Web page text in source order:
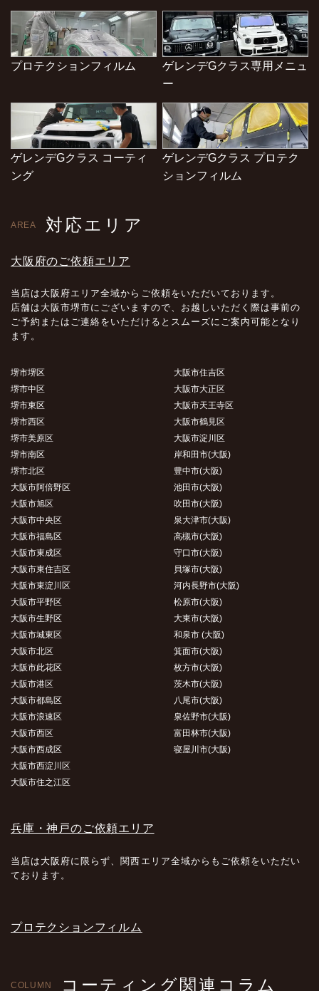
プロテクションフィルム
ゲレンデGクラス専用メニュ
ー
ゲレンデGクラス コーティ
ング
ゲレンデGクラス プロテク
ションフィルム
AREA 対応エリア
大阪府のご依頼エリア
当店は大阪府エリア全域からご依頼をいただいております。
店舗は大阪市堺市にございますので、お越しいただく際は事前の
ご予約またはご連絡をいただけるとスムーズにご案内可能となり
ます。
堺市堺区
堺市中区
堺市東区
堺市西区
堺市美原区
堺市南区
堺市北区
大阪市阿倍野区
大阪市旭区
大阪市中央区
大阪市福島区
大阪市東成区
大阪市東住吉区
大阪市東淀川区
大阪市平野区
大阪市生野区
大阪市城東区
大阪市北区
大阪市此花区
大阪市港区
大阪市都島区
大阪市浪速区
大阪市西区
大阪市西成区
大阪市西淀川区
大阪市住之江区
大阪市住吉区
大阪市大正区
大阪市天王寺区
大阪市鶴見区
大阪市淀川区
岸和田市(大阪)
豊中市(大阪)
池田市(大阪)
吹田市(大阪)
泉大津市(大阪)
高槻市(大阪)
守口市(大阪)
貝塚市(大阪)
河内長野市(大阪)
松原市(大阪)
大東市(大阪)
和泉市 (大阪)
箕面市(大阪)
枚方市(大阪)
茨木市(大阪)
八尾市(大阪)
泉佐野市(大阪)
富田林市(大阪)
寝屋川市(大阪)
兵庫・神戸のご依頼エリア
当店は大阪府に限らず、関西エリア全域からもご依頼をいただい
ております。
プロテクションフィルム
COLUMN コーティング関連コラム